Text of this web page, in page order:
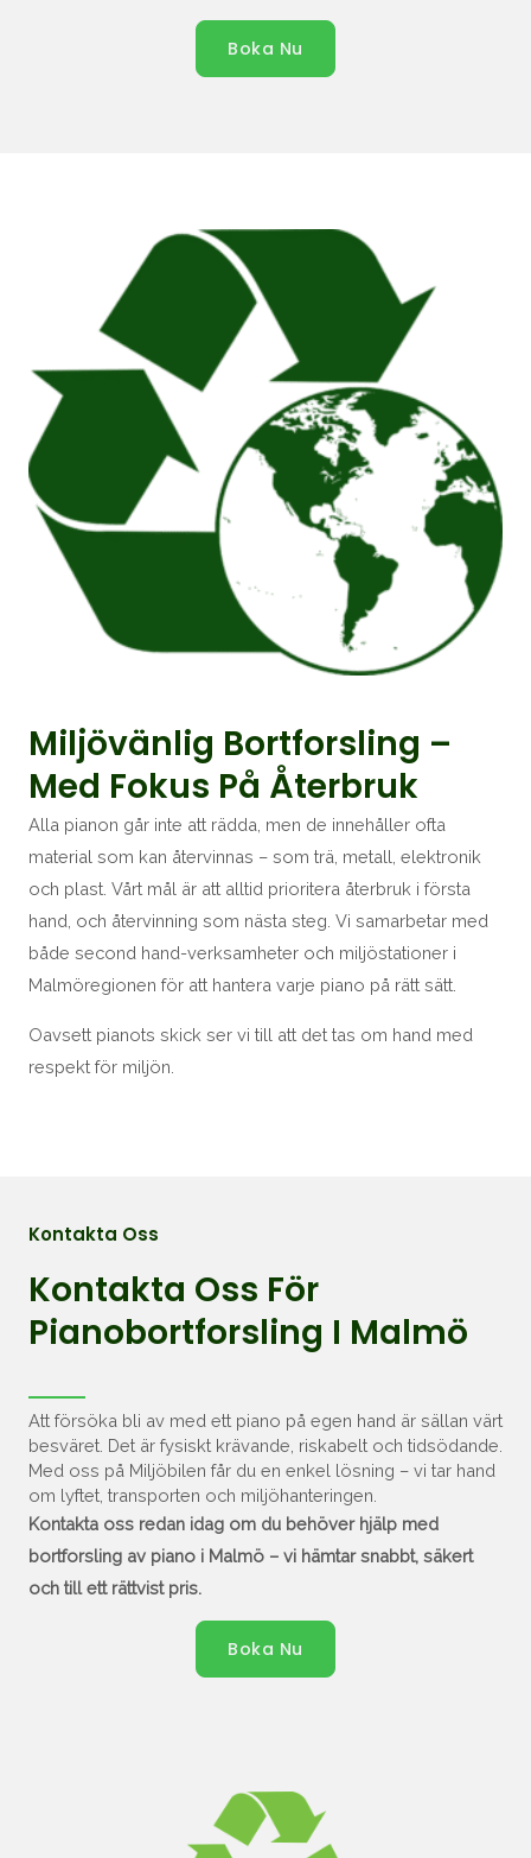
Boka Nu
Miljövänlig Bortforsling –
Med Fokus På Återbruk
Alla pianon går inte att rädda, men de innehåller ofta
material som kan återvinnas – som trä, metall, elektronik
och plast. Vårt mål är att alltid prioritera återbruk i första
hand, och återvinning som nästa steg. Vi samarbetar med
både second hand-verksamheter och miljöstationer i
Malmöregionen för att hantera varje piano på rätt sätt.
Oavsett pianots skick ser vi till att det tas om hand med
respekt för miljön.
Kontakta Oss
Kontakta Oss För
Pianobortforsling I Malmö
Att försöka bli av med ett piano på egen hand är sällan värt
besväret. Det är fysiskt krävande, riskabelt och tidsödande.
Med oss på Miljöbilen får du en enkel lösning – vi tar hand
om lyftet, transporten och miljöhanteringen.
Kontakta oss redan idag om du behöver hjälp med
bortforsling av piano i Malmö – vi hämtar snabbt, säkert
och till ett rättvist pris.
Boka Nu